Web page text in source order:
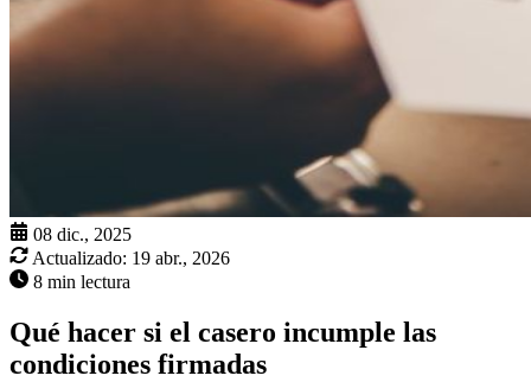
08 dic., 2025
Actualizado: 19 abr., 2026
8 min lectura
Qué hacer si el casero incumple las
condiciones firmadas